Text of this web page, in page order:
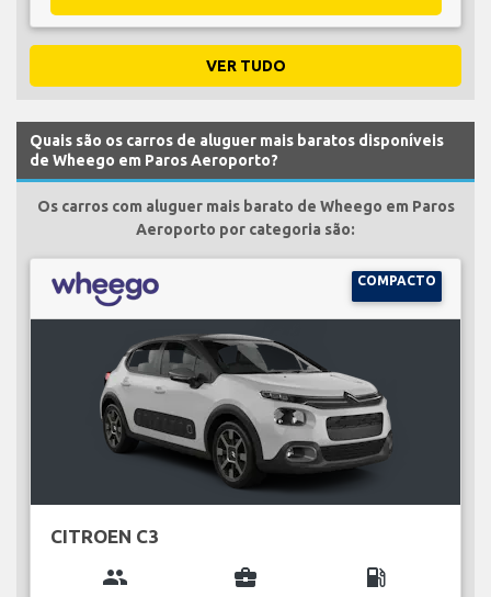
VER TUDO
Quais são os carros de aluguer mais baratos disponíveis
de Wheego em Paros Aeroporto?
Os carros com aluguer mais barato de Wheego em Paros
Aeroporto por categoria são:
COMPACTO
CITROEN C3
group business_center local_gas_station